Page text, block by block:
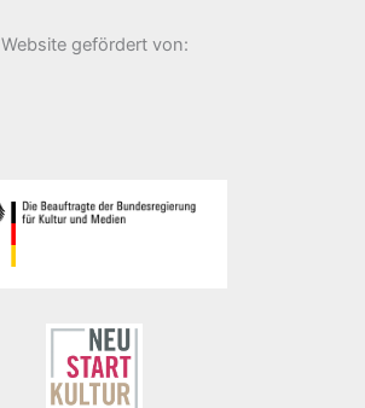
Website gefördert von: